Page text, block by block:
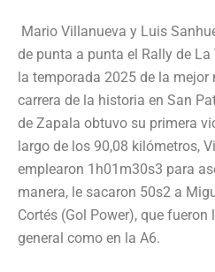
Mario Villanueva y Luis
de punta a punta el Rally de
la temporada 2025 de la mejor
carrera de la historia en San
de Zapala obtuvo su primera
largo de los 90,08 kilómetros,
emplearon 1h01m30s3 para
manera, le sacaron 50s2 a
Cortés (Gol Power), que
general como en la A6.